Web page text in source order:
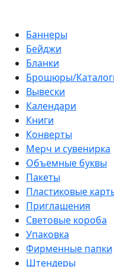
Баннеры
Бейджи
Бланки
Брошюры/
Вывески
Календари
Книги
Конверты
Мерч и сувенирка
Объемные буквы
Пакеты
Пластиковые
Приглашения
Световые короба
Упаковка
Фирменные папки
Штендеры